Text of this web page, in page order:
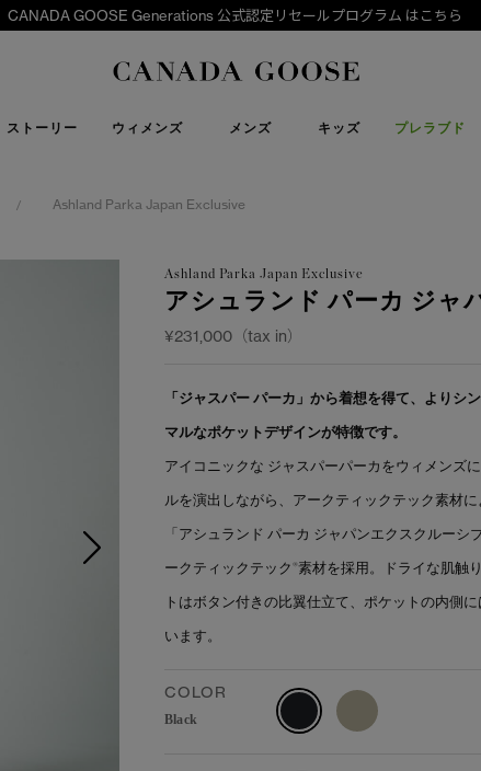
CANADA GOOSE Generations 公式認定リセールプログラム はこちら
Canada Goose
ストーリー ウィメンズ メンズ キッズ プレラブド
下取り申請
/ Ashland Parka Japan Exclusive
Ashland Parka Japan Exclusive
アシュランド パーカ ジャ
¥231,000（tax in）
「ジャスパー パーカ」から着想を得て、よりシ
マルなポケットデザインが特徴です。
アイコニックな ジャスパーパーカをウィメンズ
ルを演出しながら、アークティックテック素材
「アシュランド パーカ ジャパンエクスクルー
ークティックテック®素材を採用。ドライな肌触
トはボタン付きの比翼仕立て、ポケットの内側
います。
COLOR
Black